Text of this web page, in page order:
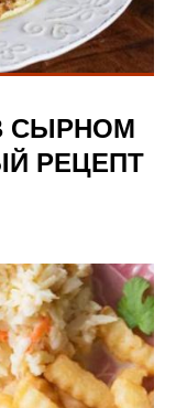
СЫРНОМ
РЕЦЕПТ